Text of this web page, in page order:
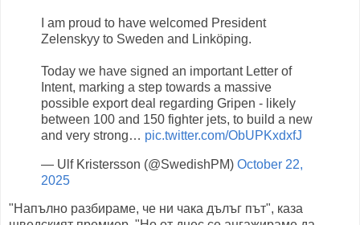
I am proud to have welcomed President
Zelenskyy to Sweden and Linköping.
Today we have signed an important Letter of
Intent, marking a step towards a massive
possible export deal regarding Gripen - likely
between 100 and 150 fighter jets, to build a new
and very strong… pic.twitter.com/ObUPKxdxfJ
— Ulf Kristersson (@SwedishPM) October 22,
2025
"Напълно разбираме, че ни чака дълъг път", каза